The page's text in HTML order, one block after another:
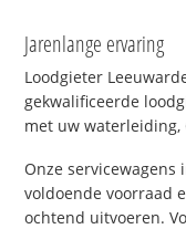
Jarenlange ervaring
Loodgieter
gekwalificeerde
met uw waterleiding,
Onze
voldoende voorraad
ochtend uitvoeren.